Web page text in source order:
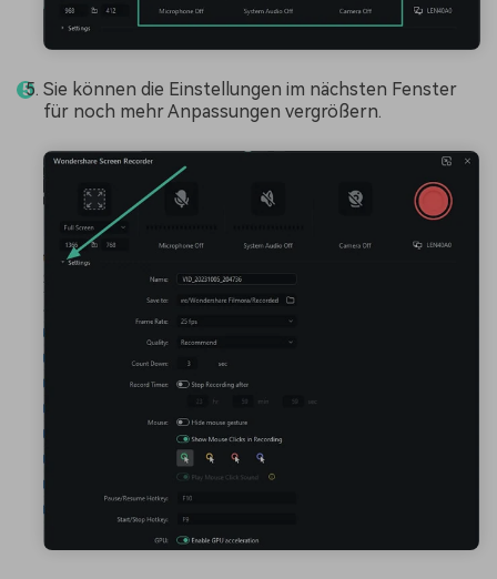
Sie können die Einstellungen im nächsten Fenster
für noch mehr Anpassungen vergrößern.